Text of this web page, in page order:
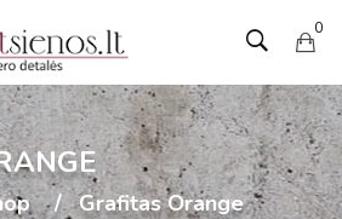
0
Grafitas Orange